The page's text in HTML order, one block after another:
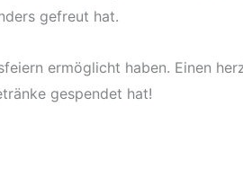
gefreut hat.
ermöglicht haben. Einen
gespendet hat!